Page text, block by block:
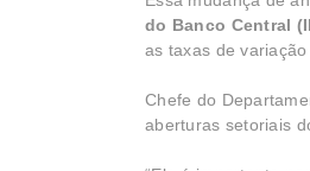
do Banco Central
as taxas de
Chefe do
aberturas setoriais